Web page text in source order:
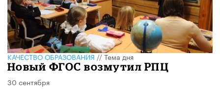
КАЧЕСТВО ОБРАЗОВАНИЯ//Тема дня
Новый ФГОС возмутил РПЦ
30 сентября